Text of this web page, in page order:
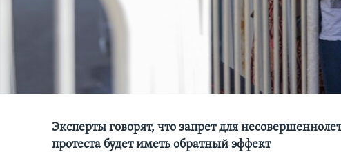
Эксперты говорят, что запрет для
протеста будет иметь обратный эффект